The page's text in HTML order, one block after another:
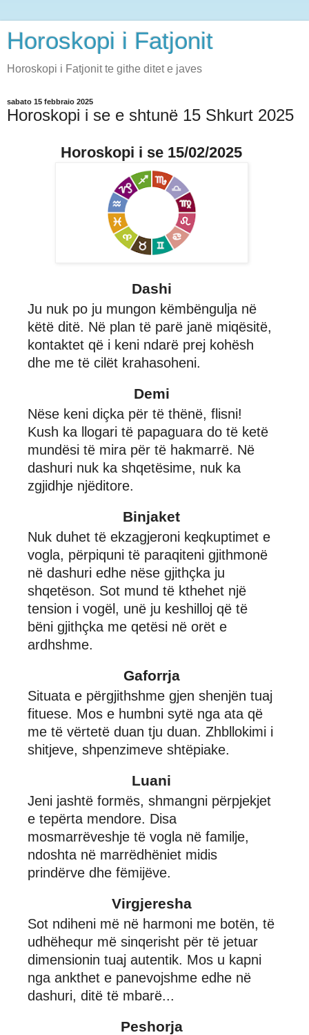
Horoskopi i Fatjonit
Horoskopi i Fatjonit te githe ditet e javes
sabato 15 febbraio 2025
Horoskopi i se e shtunë 15 Shkurt 2025
Horoskopi i se 15/02/2025
Dashi
Ju nuk po ju mungon këmbëngulja në
këtë ditë. Në plan të parë janë miqësitë,
kontaktet që i keni ndarë prej kohësh
dhe me të cilët krahasoheni.
Demi
Nëse keni diçka për të thënë, flisni!
Kush ka llogari të papaguara do të ketë
mundësi të mira për të hakmarrë. Në
dashuri nuk ka shqetësime, nuk ka
zgjidhje njëditore.
Binjaket
Nuk duhet të ekzagjeroni keqkuptimet e
vogla, përpiquni të paraqiteni gjithmonë
në dashuri edhe nëse gjithçka ju
shqetëson. Sot mund të kthehet një
tension i vogël, unë ju keshilloj që të
bëni gjithçka me qetësi në orët e
ardhshme.
Gaforrja
Situata e përgjithshme gjen shenjën tuaj
fituese. Mos e humbni sytë nga ata që
me të vërtetë duan tju duan. Zhbllokimi i
shitjeve, shpenzimeve shtëpiake.
Luani
Jeni jashtë formës, shmangni përpjekjet
e tepërta mendore. Disa
mosmarrëveshje të vogla në familje,
ndoshta në marrëdhëniet midis
prindërve dhe fëmijëve.
Virgjeresha
Sot ndiheni më në harmoni me botën, të
udhëhequr më sinqerisht për të jetuar
dimensionin tuaj autentik. Mos u kapni
nga ankthet e panevojshme edhe në
dashuri, ditë të mbarë...
Peshorja